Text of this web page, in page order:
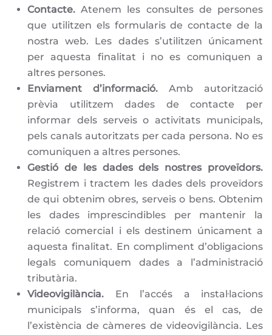
Contacte. Atenem les consultes de persones
que utilitzen els formularis de contacte de la
nostra web. Les dades s’utilitzen únicament
per aquesta finalitat i no es comuniquen a
altres persones.
Enviament d’informació. Amb autorització
prèvia utilitzem dades de contacte per
informar dels serveis o activitats municipals,
pels canals autoritzats per cada persona. No es
comuniquen a altres persones.
Gestió de les dades dels nostres proveïdors.
Registrem i tractem les dades dels proveïdors
de qui obtenim obres, serveis o bens. Obtenim
les dades imprescindibles per mantenir la
relació comercial i els destinem únicament a
aquesta finalitat. En compliment d’obligacions
legals comuniquem dades a l’administració
tributària.
Videovigilància. En l’accés a instal·lacions
municipals s’informa, quan és el cas, de
l’existència de càmeres de videovigilància. Les